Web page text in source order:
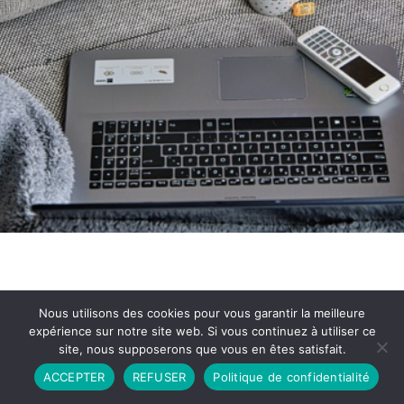
Partenariat Contact
Politique de Confidentialité
CGU
Copyright © 2026 - Propulsé par DIEUDUDIABLE
Nous utilisons des cookies pour vous garantir la meilleure
expérience sur notre site web. Si vous continuez à utiliser ce
site, nous supposerons que vous en êtes satisfait.
ACCEPTER
REFUSER Politique de confidentialité